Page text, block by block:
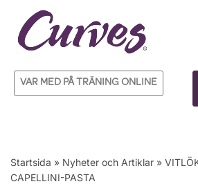
Hoppa
innehåll
VAR MED PÅ TRÄNING ONLINE
Startsida » Nyheter och Artiklar »
CAPELLINI-PASTA